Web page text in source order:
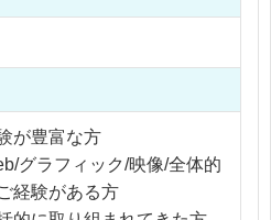
クターとの打ち合わせ・要
成
が豊富な方
グラフィック/映像/全体的
経験がある方